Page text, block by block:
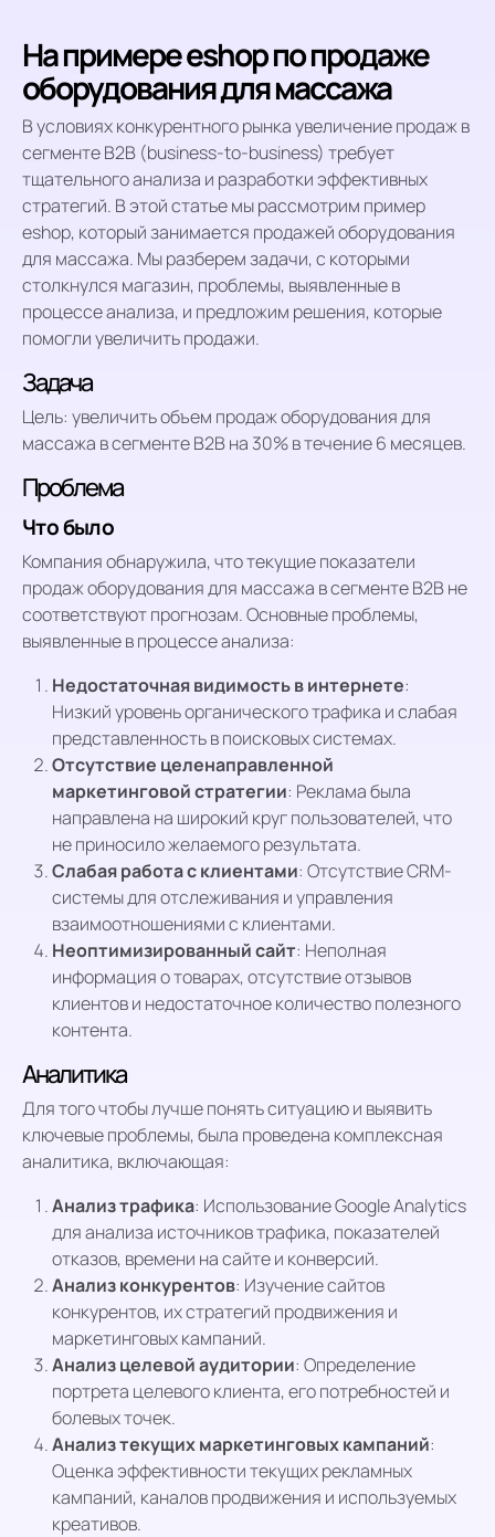
На примере eshop по продаже
оборудования для массажа
В условиях конкурентного рынка увеличение продаж в
сегменте B2B (business-to-business) требует
тщательного анализа и разработки эффективных
стратегий. В этой статье мы рассмотрим пример
eshop, который занимается продажей оборудования
для массажа. Мы разберем задачи, с которыми
столкнулся магазин, проблемы, выявленные в
процессе анализа, и предложим решения, которые
помогли увеличить продажи.
Задача
Цель: увеличить объем продаж оборудования для
массажа в сегменте B2B на 30% в течение 6 месяцев.
Проблема
Что было
Компания обнаружила, что текущие показатели
продаж оборудования для массажа в сегменте B2B не
соответствуют прогнозам. Основные проблемы,
выявленные в процессе анализа:
Недостаточная видимость в интернете:
Низкий уровень органического трафика и слабая
представленность в поисковых системах.
Отсутствие целенаправленной
маркетинговой стратегии: Реклама была
направлена на широкий круг пользователей, что
не приносило желаемого результата.
Слабая работа с клиентами: Отсутствие CRM-
системы для отслеживания и управления
взаимоотношениями с клиентами.
Неоптимизированный сайт: Неполная
информация о товарах, отсутствие отзывов
клиентов и недостаточное количество полезного
контента.
Аналитика
Для того чтобы лучше понять ситуацию и выявить
ключевые проблемы, была проведена комплексная
аналитика, включающая:
Анализ трафика: Использование Google Analytics
для анализа источников трафика, показателей
отказов, времени на сайте и конверсий.
Анализ конкурентов: Изучение сайтов
конкурентов, их стратегий продвижения и
маркетинговых кампаний.
Анализ целевой аудитории: Определение
портрета целевого клиента, его потребностей и
болевых точек.
Анализ текущих маркетинговых кампаний:
Оценка эффективности текущих рекламных
кампаний, каналов продвижения и используемых
креативов.